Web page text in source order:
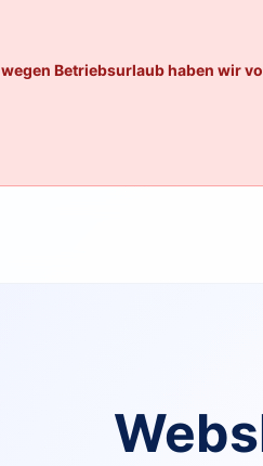
wegen Betriebsurlaub haben wir